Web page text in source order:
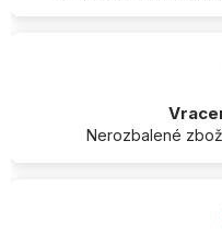
Nerozbalené